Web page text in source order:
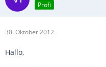
Profi
30. Oktober 2012
Hallo,